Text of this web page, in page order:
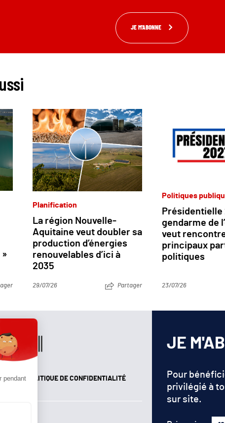
JE M'ABONNE
Planification
La région Nouvelle-
Aquitaine veut doubler sa
production d’énergies
renouvelables d’ici à
2035
29/07/26 Partager
Politiques
Présidentielle
gendarme de
veut
principaux
politiques
23/07/26
POLITIQUE DE CONFIDENTIALITÉ
JE
Pour
privilégié à
sur site.